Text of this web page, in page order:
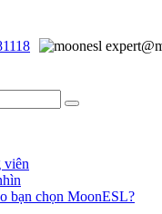
viên
bạn chọn MoonESL?